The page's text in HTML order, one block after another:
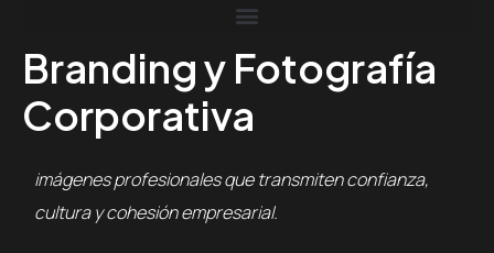
Branding y Fotografía
Corporativa
imágenes profesionales que transmiten confianza,
cultura y cohesión empresarial.